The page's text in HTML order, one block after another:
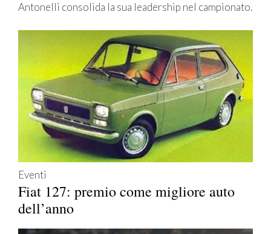
Antonelli consolida la sua leadership nel campionato.
Eventi
Fiat 127: premio come migliore auto
dell’anno